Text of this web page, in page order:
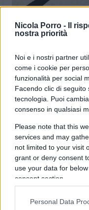
Nicola Porro -
Il
nostra priorità
Noi e i nostri partner
come i cookie per
funzionalità per social
Facendo clic di seguito
tecnologia. Puoi
consenso in qualsiasi
Please note that this
services and may
not limited to your visit
grant or deny consent
use your data for
consent section.
Personal Data
VIGNETTA DEL
20/08/2023
Le vignette satiriche
trevigiano, nascono
dare voce a
disegni utilizzando
dell'acquerello.
ispirazioni